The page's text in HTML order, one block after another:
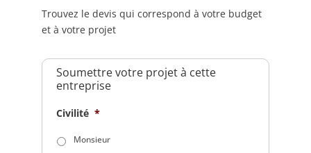
Trouvez le devis qui correspond à votre budget
et à votre projet
Soumettre votre projet à cette
entreprise
Civilité *
Monsieur